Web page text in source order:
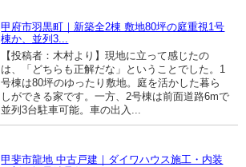
甲府市羽黒町｜新築全2棟 敷地80坪の庭重視1号
棟か、並列3...
【投稿者：木村より】現地に立って感じたの
は、「どちらも正解だな」ということでした。1
号棟は80坪のゆったり敷地。庭を活かした暮ら
しができる家です。一方、2号棟は前面道路6mで
並列3台駐車可能。車の出入...
甲斐市龍地 中古戸建｜ダイワハウス施工・内装